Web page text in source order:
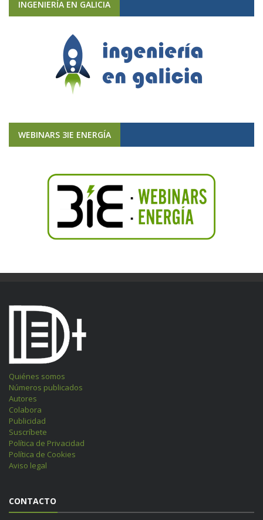
INGENIERÍA EN GALICIA
WEBINARS 3IE ENERGÍA
Quiénes somos
Números publicados
Autores
Colabora
Publicidad
Suscríbete
Política de Privacidad
Política de Cookies
Aviso legal
CONTACTO